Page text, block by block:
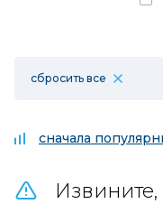
сбросить все
сначала